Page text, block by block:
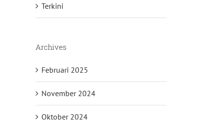
Terkini
Archives
Februari 2025
November 2024
Oktober 2024